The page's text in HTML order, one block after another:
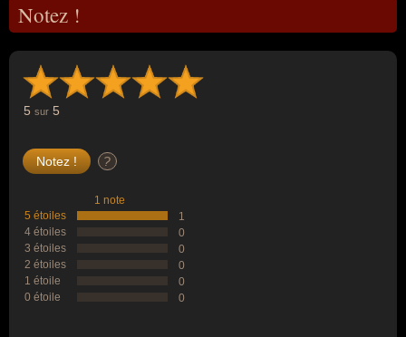
Notez !
5 sur 5
?
1 note
5 étoiles
1
4 étoiles
0
3 étoiles
0
2 étoiles
0
1 étoile
0
0 étoile
0